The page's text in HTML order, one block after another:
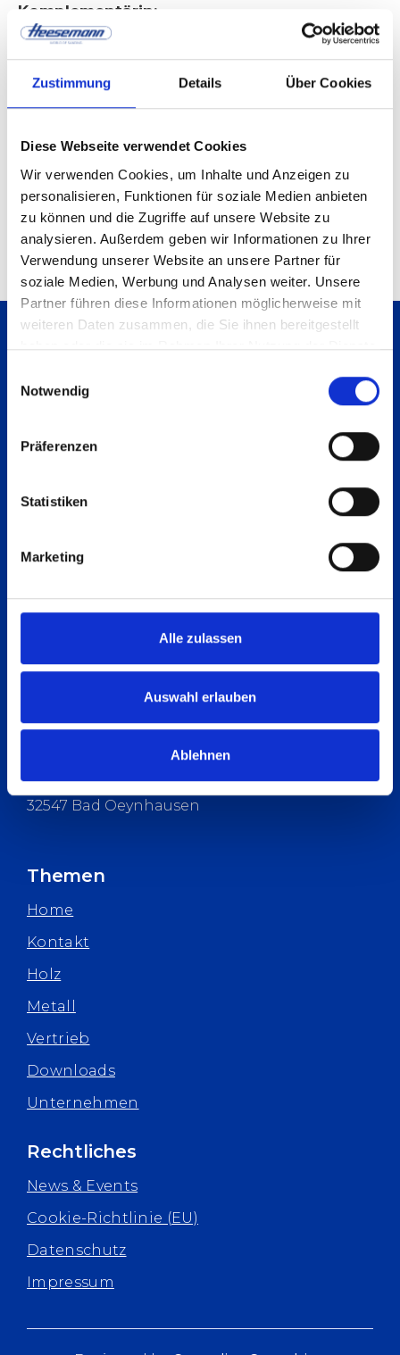
Zustimmung Details Über Cookies
Diese Webseite verwendet Cookies
Wir verwenden Cookies, um Inhalte und Anzeigen zu
personalisieren, Funktionen für soziale Medien anbieten
zu können und die Zugriffe auf unsere Website zu
analysieren. Außerdem geben wir Informationen zu Ihrer
Verwendung unserer Website an unsere Partner für
soziale Medien, Werbung und Analysen weiter. Unsere
Partner führen diese Informationen möglicherweise mit
weiteren Daten zusammen, die Sie ihnen bereitgestellt
haben oder die sie im Rahmen Ihrer Nutzung der Dienste
Notwendig
Präferenzen
Statistiken
Marketing
Alle zulassen
Auswahl erlauben
Ablehnen
Komplementärin:
Karl Heesemann Verwaltungs-GmbH mit Sitz
in Bad Oeynhausen, Deutschland
Handelsregister: Amtsgericht Bad
Geschäftsführer:
Herr Stefan Müller & Herr Christoph Golombek
Dieses Impressum gilt auch für unser induux
Profil
Zum Seitenanfang
info@heesemann.de
Reuterstraße 15
32547 Bad Oeynhausen
Themen
Home
Kontakt
Holz
Metall
Vertrieb
Downloads
Unternehmen
Rechtliches
News & Events
Cookie-Richtlinie (EU)
Datenschutz
Impressum